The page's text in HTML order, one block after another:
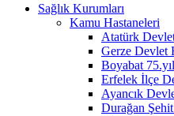
Sağlık Kurumları
Kamu Hastaneleri
Atatürk
Gerze Devlet
Boyabat
Erfelek İlçe
Ayancık
Durağan